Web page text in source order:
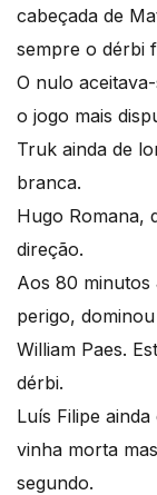
cabeçada de
sempre o dérbi
O nulo
o jogo mais
Truk ainda de
branca.
Hugo Romana,
direção.
Aos 80 minutos
perigo,
William Paes.
dérbi.
Luís Filipe
vinha morta
segundo.